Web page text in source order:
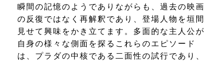
瞬間の記憶のようでありながらも、過去の映画
の反復ではなく再解釈であり、登場人物を垣間
見せて興味をかき立てます。多面的な主人公が
自身の様々な側面を探るこれらのエピソード
は、プラダの中核である二面性の試行であり、